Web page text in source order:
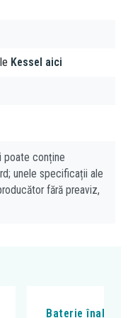
Kessel aici
poate conține
unele specificații ale
fără preaviz,
Baterie înaltă